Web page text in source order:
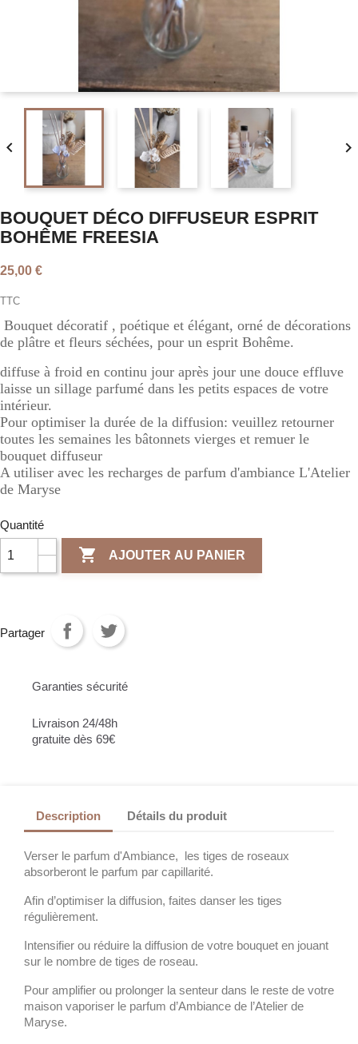
 
BOUQUET DÉCO DIFFUSEUR ESPRIT
BOHÊME FREESIA
25,00 €
TTC
Bouquet décoratif , poétique et élégant, orné de décorations
de plâtre et fleurs séchées, pour un esprit Bohême.
diffuse à froid en continu jour après jour une douce effluve
laisse un sillage parfumé dans les petits espaces de votre
intérieur.
Pour optimiser la durée de la diffusion: veuillez retourner
toutes les semaines les bâtonnets vierges et remuer le
bouquet diffuseur
A utiliser avec les recharges de parfum d'ambiance L'Atelier
de Maryse
Quantité
 AJOUTER AU PANIER
Partager
Garanties sécurité
Livraison 24/48h
gratuite dès 69€
Description Détails du produit
Verser le parfum d'Ambiance, les tiges de roseaux
absorberont le parfum par capillarité.
Afin d’optimiser la diffusion, faites danser les tiges
régulièrement.
Intensifier ou réduire la diffusion de votre bouquet en jouant
sur le nombre de tiges de roseau.
Pour amplifier ou prolonger la senteur dans le reste de votre
maison vaporiser le parfum d’Ambiance de l’Atelier de
Maryse.